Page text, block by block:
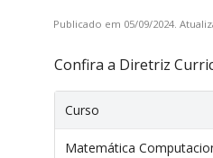
Publicado em 05/09/2024.
Confira a Diretriz
Curso
Matemática